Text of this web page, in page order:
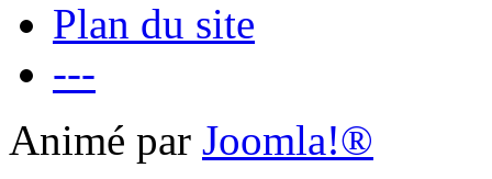
Plan du site
---
Animé par Joomla!®